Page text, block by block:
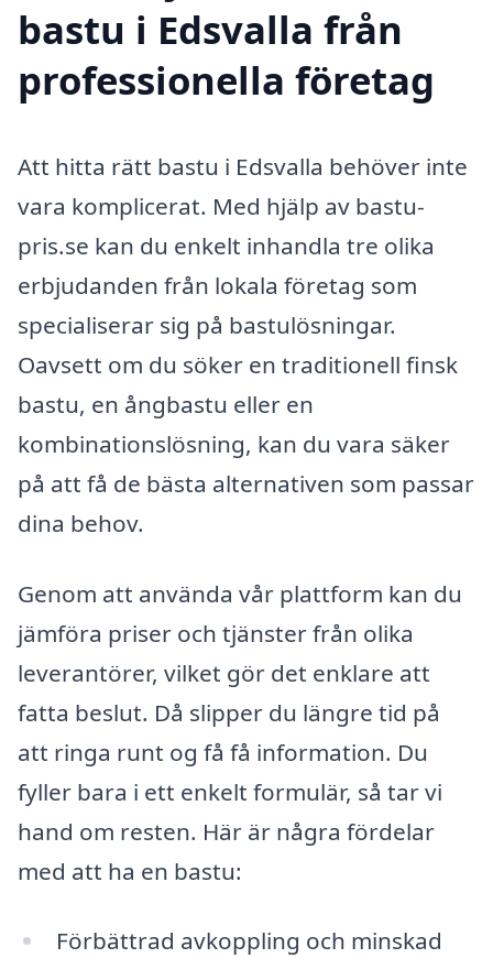
bastu i Edsvalla från
professionella företag
Att hitta rätt bastu i Edsvalla behöver inte
vara komplicerat. Med hjälp av bastu-
pris.se kan du enkelt inhandla tre olika
erbjudanden från lokala företag som
specialiserar sig på bastulösningar.
Oavsett om du söker en traditionell finsk
bastu, en ångbastu eller en
kombinationslösning, kan du vara säker
på att få de bästa alternativen som passar
dina behov.
Genom att använda vår plattform kan du
jämföra priser och tjänster från olika
leverantörer, vilket gör det enklare att
fatta beslut. Då slipper du längre tid på
att ringa runt og få få information. Du
fyller bara i ett enkelt formulär, så tar vi
hand om resten. Här är några fördelar
med att ha en bastu:
Förbättrad avkoppling och minskad